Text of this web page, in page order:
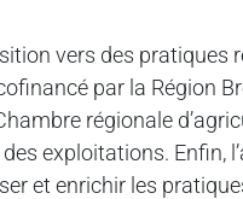
vers des pratiques
par la Région
régionale
exploitations. Enfin,
et enrichir les